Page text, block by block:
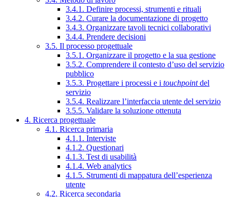
3.4.1. Definire processi, strumenti e rituali
3.4.2. Curare la documentazione di progetto
3.4.3. Organizzare tavoli tecnici collaborativi
3.4.4. Prendere decisioni
3.5. Il processo progettuale
3.5.1. Organizzare il progetto e la sua gestione
3.5.2. Comprendere il contesto d’uso del servizio
pubblico
3.5.3. Progettare i processi e i touchpointdel
servizio
3.5.4. Realizzare l’interfaccia utente del servizio
3.5.5. Validare la soluzione ottenuta
4. Ricerca progettuale
4.1. Ricerca primaria
4.1.1. Interviste
4.1.2. Questionari
4.1.3. Test di usabilità
4.1.4. Web analytics
4.1.5. Strumenti di mappatura dell’esperienza
utente
4.2. Ricerca secondaria